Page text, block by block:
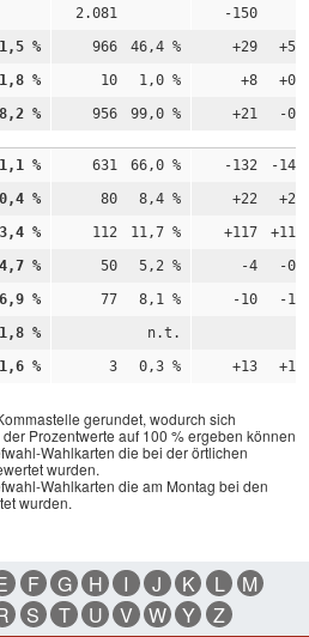
2.081 -150
% 966 46,4 % +29
1,8 % 10 1,0 % +8
% 956 99,0 % +21 -
% 631 66,0 % -132 -
% 80 8,4 % +22
% 112 11,7 % +117
4,7 % 50 5,2 % -4 -
6,9 % 77 8,1 % -10 -
1,8 % n.t.
1,6 % 3 0,3 % +13
gerundet, wodurch sich
Prozentwerte auf 100 % ergeben können.
Wahlkarten die bei der örtlichen
wurden.
Wahlkarten die am Montag bei den
wurden.
F G H I J K L
M
S T U V W Y Z